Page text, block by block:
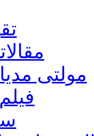
مقالات
مولتی مدیا